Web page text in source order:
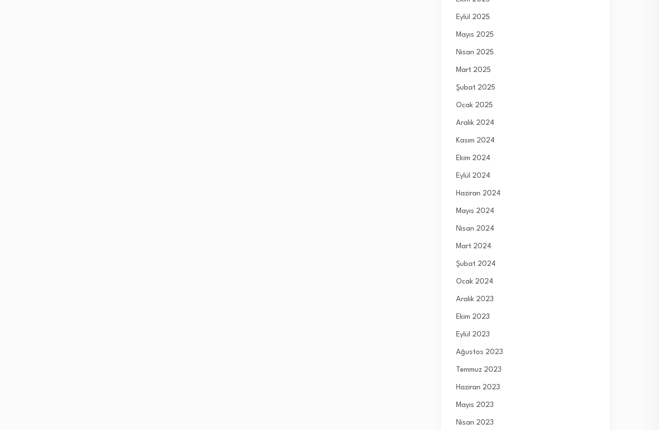
Eylül 2025
Mayıs 2025
Nisan 2025
Mart 2025
Şubat 2025
Ocak 2025
Aralık 2024
Kasım 2024
Ekim 2024
Eylül 2024
Haziran 2024
Mayıs 2024
Nisan 2024
Mart 2024
Şubat 2024
Ocak 2024
Aralık 2023
Ekim 2023
Eylül 2023
Ağustos 2023
Temmuz 2023
Haziran 2023
Mayıs 2023
Nisan 2023